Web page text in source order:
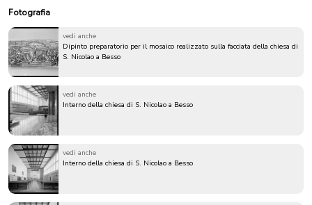
Fotografia
vedi anche
Dipinto preparatorio per il mosaico realizzato sulla facciata della chiesa di
S. Nicolao a Besso
vedi anche
Interno della chiesa di S. Nicolao a Besso
vedi anche
Interno della chiesa di S. Nicolao a Besso